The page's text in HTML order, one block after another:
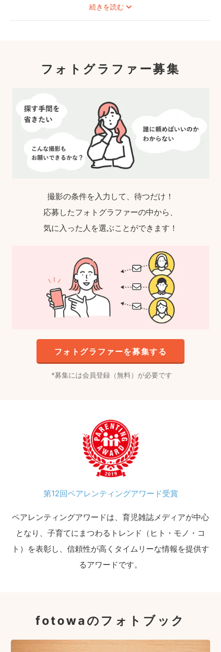
続きを読む
フォトグラファー募集
撮影の条件を入力して、待つだけ！
応募したフォトグラファーの中から、
気に入った人を選ぶことができます！
フォトグラファーを募集する
募集には会員登録（無料）が必要です
第12回ペアレンティングアワード受賞
ペアレンティングアワードは、育児雑誌メディアが中心
となり、子育てにまつわるトレンド（ヒト・モノ・コ
ト）を表彰し、信頼性が高くタイムリーな情報を提供す
るアワードです。
fotowaのフォトブック